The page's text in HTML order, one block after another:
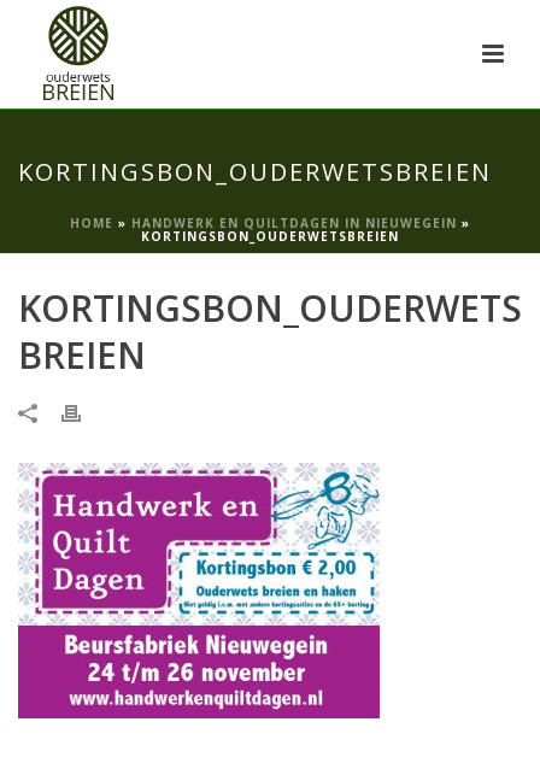
KORTINGSBON_OUDERWETSBREIEN
HOME » HANDWERK EN QUILTDAGEN IN NIEUWEGEIN »
KORTINGSBON_OUDERWETSBREIEN
KORTINGSBON_OUDERWETS
BREIEN